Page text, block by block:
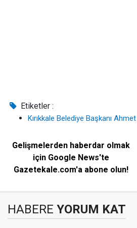
Etiketler :
Kırıkkale Belediye Başkanı
Gelişmelerden haberdar olmak
için Google News'te
Gazetekale.com'a abone olun!
HABERE YORUM KAT